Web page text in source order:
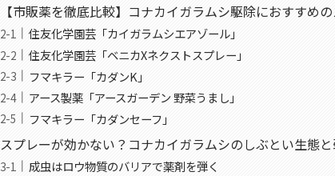
【市販薬を徹底比較】コナカイガラムシ駆除におすすめ
住友化学園芸「カイガラムシエアゾール」
住友化学園芸「ベニカXネクストスプレー」
フマキラー「カダンK」
アース製薬「アースガーデン 野菜うまし」
フマキラー「カダンセーフ」
スプレーが効かない？コナカイガラムシのしぶとい生態
成虫はロウ物質のバリアで薬剤を弾く